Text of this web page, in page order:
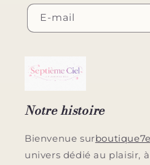
E-mail
Notre histoire
Bienvenue sur
univers dédié au plaisir,